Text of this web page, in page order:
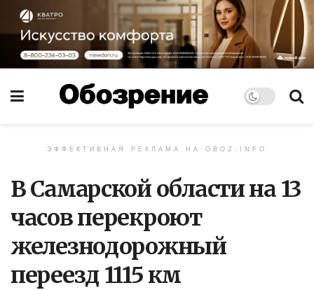
ЭФФЕКТИВНАЯ РЕКЛАМА НА OBOZ.INFO
В Самарской области на 13
часов перекроют
железнодорожный
переезд 1115 км